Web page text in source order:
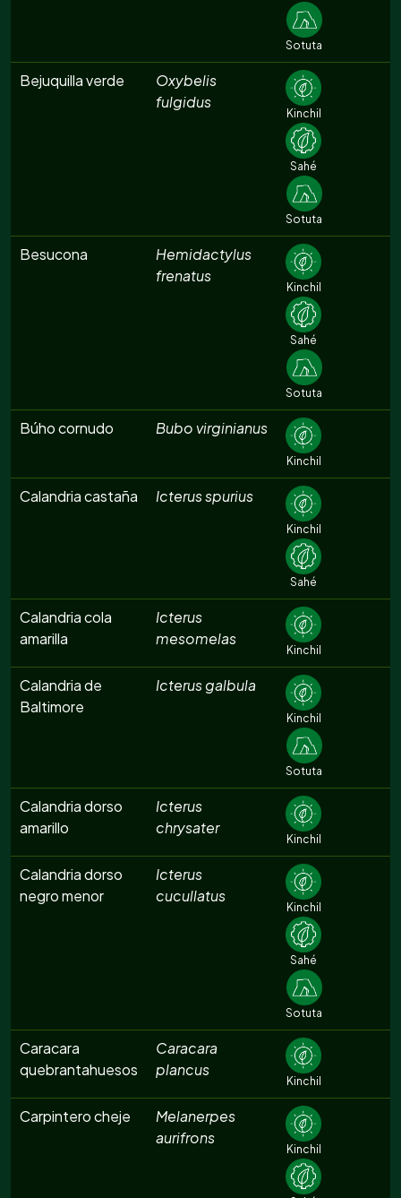
Sotuta
Bejuquilla verde
Oxybelis
fulgidus
Kinchil
Sahé
Sotuta
Besucona
Hemidactylus
frenatus
Kinchil
Sahé
Sotuta
Búho cornudo Bubo virginianus
Kinchil
Calandria castaña Icterus spurius
Kinchil
Sahé
Calandria cola
amarilla
Icterus
mesomelas
Kinchil
Calandria de
Baltimore
Icterus galbula
Kinchil
Sotuta
Calandria dorso
amarillo
Icterus
chrysater
Kinchil
Calandria dorso
negro menor
Icterus
cucullatus
Kinchil
Sahé
Sotuta
Caracara
quebrantahuesos
Caracara
plancus
Kinchil
Carpintero cheje
Melanerpes
aurifrons
Kinchil